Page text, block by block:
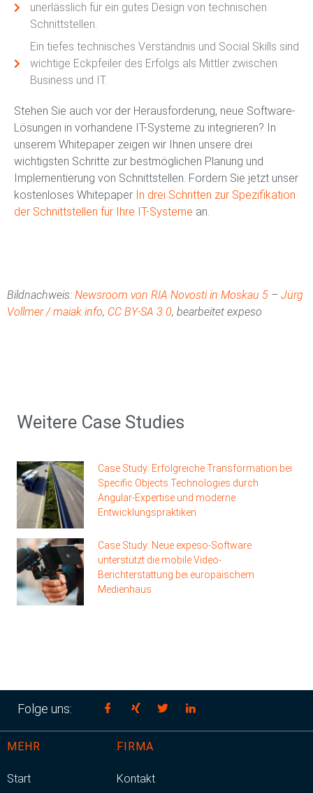
unerlässlich für ein gutes Design von technischen
Schnittstellen.
Ein tiefes technisches Verständnis und Social Skills sind
wichtige Eckpfeiler des Erfolgs als Mittler zwischen
Business und IT.
Stehen Sie auch vor der Herausforderung, neue Software-
Lösungen in vorhandene IT-Systeme zu integrieren? In
unserem Whitepaper zeigen wir Ihnen unsere drei
wichtigsten Schritte zur bestmöglichen Planung und
Implementierung von Schnittstellen. Fordern Sie jetzt unser
kostenloses Whitepaper In drei Schritten zur Spezifikation
der Schnittstellen für Ihre IT-Systeme an.
Bildnachweis: Newsroom von RIA Novosti in Moskau 5 – Jürg
Vollmer / maiak.info, CC BY-SA 3.0, bearbeitet expeso
Weitere Case Studies
Case Study: Erfolgreiche Transformation bei
Specific Objects Technologies durch
Angular-Expertise und moderne
Entwicklungspraktiken
Case Study: Neue expeso-Software
unterstützt die mobile Video-
Berichterstattung bei europäischem
Medienhaus
Folge uns:
MEHR
Start
FIRMA
Kontakt